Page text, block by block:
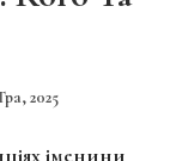
2025
іменини